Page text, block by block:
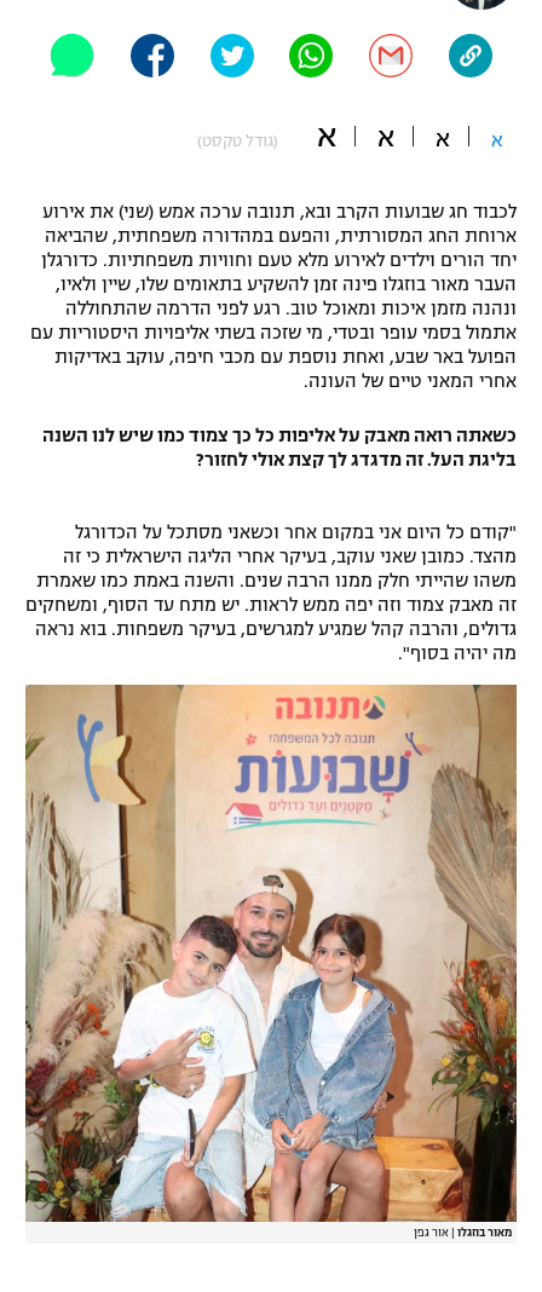
"מחצית בשכונה" – פודקאסט
תקנון עבור פעילות אלקטרה
תקנון עבור פעילות ספורט 1 – "מרלן"
טניס
גיימינג E-Sports
תנאי שימוש
מדיניות פרטיות
רשיון להקרנה פומבית לבית עסק
הצטרפות לחבילת הערוצים
לוח דרושים – ג'ובנט
תגיות
המגזין
אופניים
פוטבול אמריקאי NFL
בייסבול MLB
ספורט אתגרי ואקסטרים
גיימינג E-Sports
א א א א (גודל טקסט)
לכבוד חג שבועות הקרב ובא, תנובה ערכה אמש (שני) את אירוע
ארוחת החג המסורתית, והפעם במהדורה משפחתית, שהביאה
יחד הורים וילדים לאירוע מלא טעם וחוויות משפחתיות. כדורגלן
העבר מאור בוזגלו פינה זמן להשקיע בתאומים שלו, שיין ולאיו,
ונהנה מזמן איכות ומאוכל טוב. רגע לפני הדרמה שהתחוללה
אתמול בסמי עופר ובטדי, מי שזכה בשתי אליפויות היסטוריות עם
הפועל באר שבע, ואחת נוספת עם מכבי חיפה, עוקב באדיקות
אחרי המאני טיים של העונה.
כשאתה רואה מאבק על אליפות כל כך צמוד כמו שיש לנו השנה
בליגת העל. זה מדגדג לך קצת אולי לחזור?
"קודם כל היום אני במקום אחר וכשאני מסתכל על הכדורגל
מהצד. כמובן שאני עוקב, בעיקר אחרי הליגה הישראלית כי זה
משהו שהייתי חלק ממנו הרבה שנים. והשנה באמת כמו שאמרת
זה מאבק צמוד וזה יפה ממש לראות. יש מתח עד הסוף, ומשחקים
גדולים, והרבה קהל שמגיע למגרשים, בעיקר משפחות. בוא נראה
מה יהיה בסוף".
מאור בוזגלו אור גפן